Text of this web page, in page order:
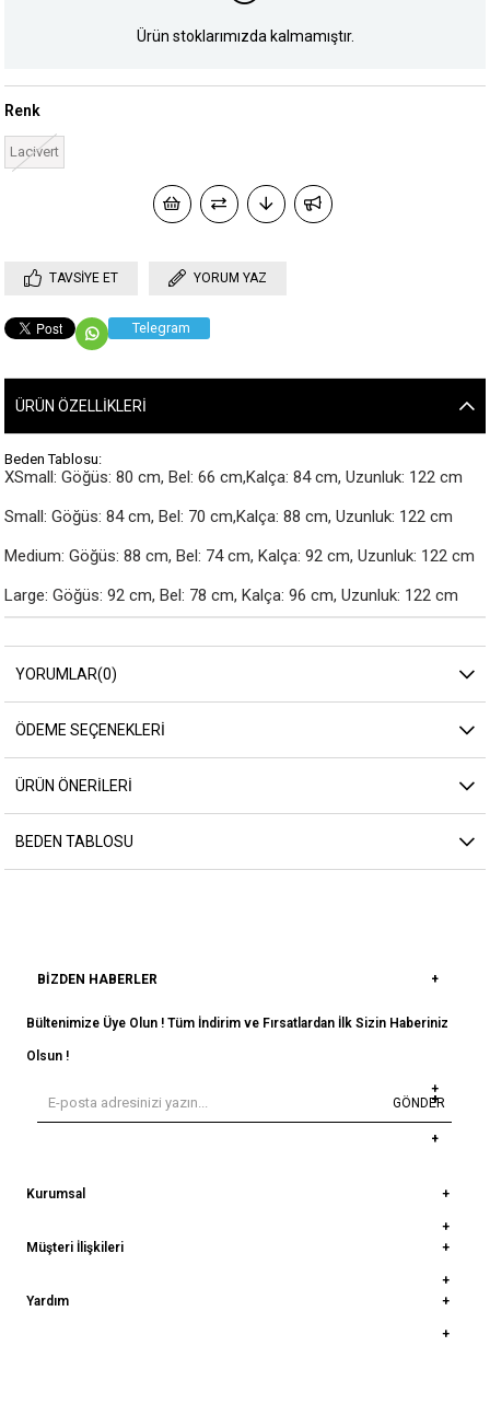
Ürün stoklarımızda kalmamıştır.
Renk
Lacivert
TAVSIYE ET YORUM YAZ
Telegram
ÜRÜN ÖZELLIKLERI
Beden Tablosu:
XSmall: Göğüs: 80 cm, Bel: 66 cm,Kalça: 84 cm, Uzunluk: 122 cm
Small: Göğüs: 84 cm, Bel: 70 cm,Kalça: 88 cm, Uzunluk: 122 cm
Medium: Göğüs: 88 cm, Bel: 74 cm, Kalça: 92 cm, Uzunluk: 122 cm
Large: Göğüs: 92 cm, Bel: 78 cm, Kalça: 96 cm, Uzunluk: 122 cm
YORUMLAR(0)
ÖDEME SEÇENEKLERI
ÜRÜN ÖNERILERI
BEDEN TABLOSU
BIZDEN HABERLER
Bültenimize Üye Olun ! Tüm İndirim ve Fırsatlardan İlk Sizin Haberiniz
Olsun !
GÖNDER
Kurumsal
Müşteri İlişkileri
Yardım